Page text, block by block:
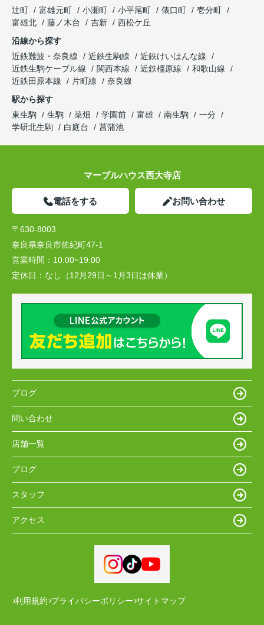
辻町
富雄元町 小瀬町 小平尾町 俵口町
壱分町
富雄北
藤ノ木台 吉新
西松ケ丘
沿線から探す
近鉄難波・奈良線
近鉄生駒線
近鉄けいはんな線
近鉄生駒ケーブル線
関西本線 近鉄橿原線
和歌山線
近鉄田原本線
片町線
奈良線
駅から探す
東生駒
生駒 菜畑 学園前 富雄 南生駒
一分
学研北生駒
白庭台 菖蒲池
マーブルハウス西大寺店
電話をする お問い合わせ
〒630-8003
奈良県奈良市佐紀町47-1
営業時間： 10:00~19:00
定休日： なし（12月29日～1月3日は休業）
ブログ
問い合わせ
店舗一覧
ブログ
スタッフ
アクセス
利用規約 プライバシーポリシー サイトマップ